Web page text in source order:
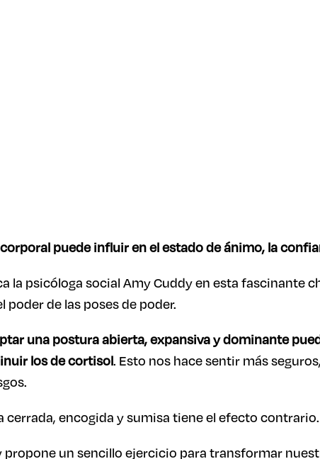
puede influir en el estado de ánimo, la
la psicóloga social Amy Cuddy en esta fascinante
de las poses de poder.
una postura abierta, expansiva y dominante
los de cortisol. Esto nos hace sentir más
cerrada, encogida y sumisa tiene el efecto contrario.
un sencillo ejercicio para transformar